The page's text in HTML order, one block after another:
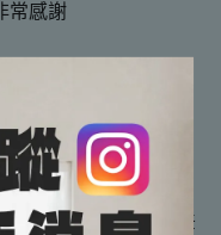
常感謝
係，顏色可能略有差